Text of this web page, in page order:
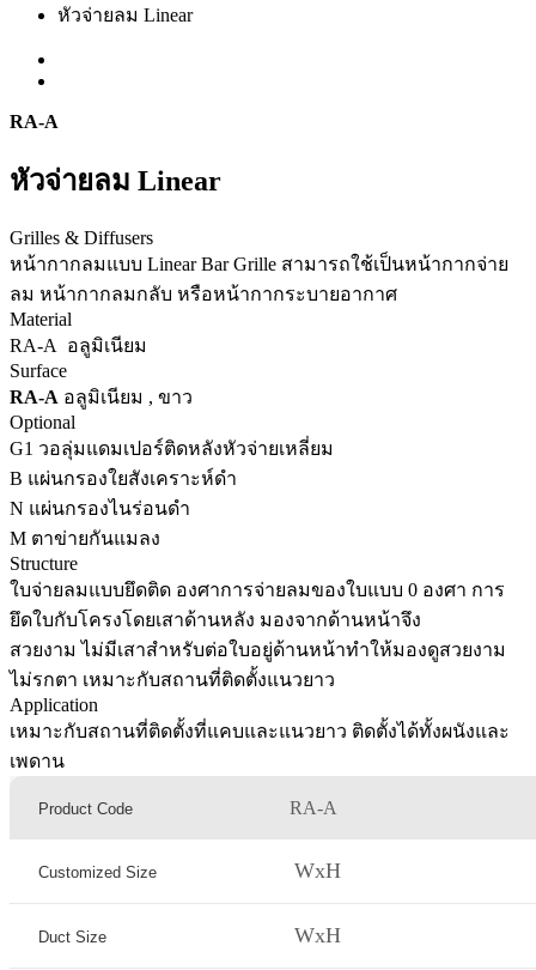
หัวจ่ายลม Linear
RA-A
หัวจ่ายลม Linear
Grilles & Diffusers
หน้ากากลมแบบ Linear Bar Grille สามารถใช้เป็นหน้ากากจ่าย
ลม หน้ากากลมกลับ หรือหน้ากากระบายอากาศ
Material
RA-A อลูมิเนียม
Surface
RA-A อลูมิเนียม , ขาว
Optional
G1 วอลุ่มแดมเปอร์ติดหลังหัวจ่ายเหลี่ยม
B แผ่นกรองใยสังเคราะห์ดำ
N แผ่นกรองไนร่อนดำ
M ตาข่ายกันแมลง
Structure
ใบจ่ายลมแบบยึดติด องศาการจ่ายลมของใบแบบ 0 องศา การ
ยึดใบกับโครงโดยเสาด้านหลัง มองจากด้านหน้าจึง
สวยงาม ไม่มีเสาสำหรับต่อใบอยู่ด้านหน้าทำให้มองดูสวยงาม
ไม่รกตา เหมาะกับสถานที่ติดตั้งแนวยาว
Application
เหมาะกับสถานที่ติดตั้งที่แคบและแนวยาว ติดตั้งได้ทั้งผนังและ
เพดาน
Product Code RA-A
Customized Size WxH
Duct Size WxH